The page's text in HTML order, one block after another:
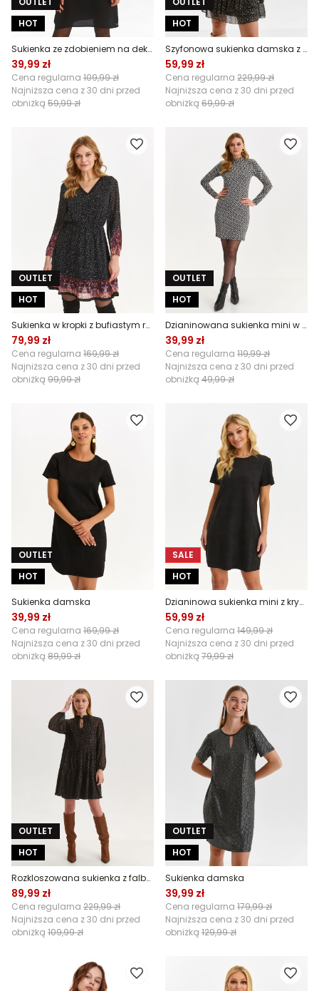
HOT
Sukienka ze zdobieniem na dekolcie
39,99 zł
Cena regularna 109,99 zł
Najniższa cena z 30 dni przed
obniżką 59,99 zł
HOT
Szyfonowa sukienka damska z falbanami
59,99 zł
Cena regularna 229,99 zł
Najniższa cena z 30 dni przed
obniżką 69,99 zł
OUTLET
HOT
Sukienka w kropki z bufiastym rękawem i ozdobnym wzorem
79,99 zł
Cena regularna 169,99 zł
Najniższa cena z 30 dni przed
obniżką 99,99 zł
OUTLET
HOT
Dzianinowana sukienka mini w retro print
39,99 zł
Cena regularna 119,99 zł
Najniższa cena z 30 dni przed
obniżką 49,99 zł
OUTLET
HOT
Sukienka damska
39,99 zł
Cena regularna 169,99 zł
Najniższa cena z 30 dni przed
obniżką 89,99 zł
SALE
HOT
Dzianinowa sukienka mini z kryształkami
59,99 zł
Cena regularna 149,99 zł
Najniższa cena z 30 dni przed
obniżką 79,99 zł
OUTLET
HOT
Rozkloszowana sukienka z falbanami
89,99 zł
Cena regularna 229,99 zł
Najniższa cena z 30 dni przed
obniżką 109,99 zł
OUTLET
HOT
Sukienka damska
39,99 zł
Cena regularna 179,99 zł
Najniższa cena z 30 dni przed
obniżką 129,99 zł